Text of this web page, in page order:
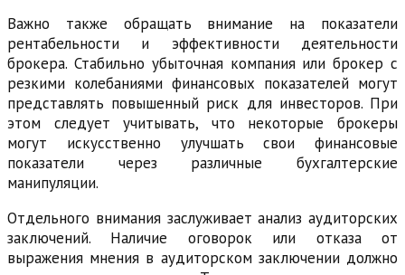
Важно также обращать внимание на показатели
рентабельности и эффективности деятельности
брокера. Стабильно убыточная компания или брокер с
резкими колебаниями финансовых показателей могут
представлять повышенный риск для инвесторов. При
этом следует учитывать, что некоторые брокеры
могут искусственно улучшать свои финансовые
показатели через различные бухгалтерские
манипуляции.
Отдельного внимания заслуживает анализ аудиторских
заключений. Наличие оговорок или отказа от
выражения мнения в аудиторском заключении должно